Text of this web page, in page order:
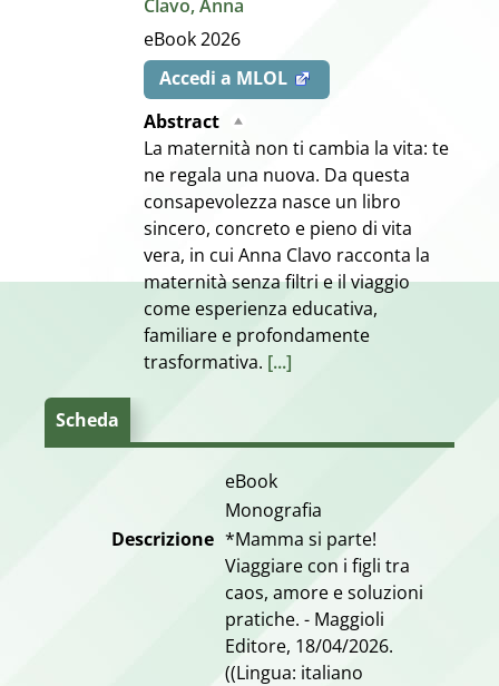
Clavo, Anna
eBook2026
Accedi a MLOL
Abstract
La maternità non ti cambia la vita: te
ne regala una nuova. Da questa
consapevolezza nasce un libro
sincero, concreto e pieno di vita
vera, in cui Anna Clavo racconta la
maternità senza filtri e il viaggio
come esperienza educativa,
familiare e profondamente
trasformativa. [...]
Scheda
eBook
Monografia
Descrizione *Mamma si parte!
Viaggiare con i figli tra
caos, amore e soluzioni
pratiche. - Maggioli
Editore, 18/04/2026.
((Lingua: italiano